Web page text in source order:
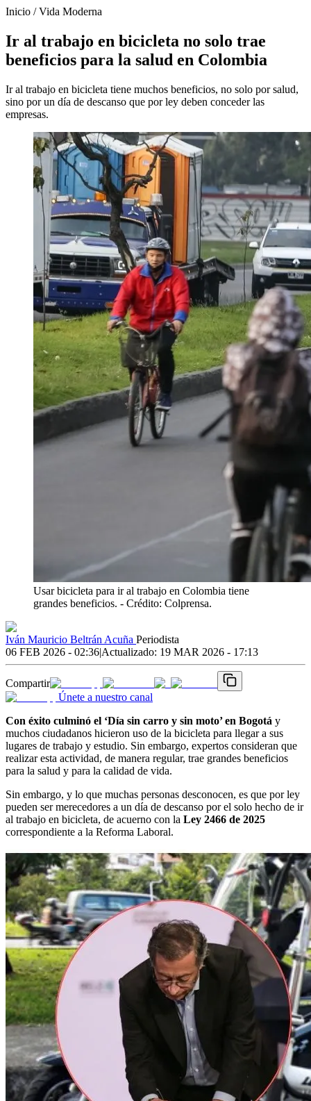
Inicio /Vida Moderna
Ir al trabajo en bicicleta no solo trae
beneficios para la salud en Colombia
Ir al trabajo en bicicleta tiene muchos beneficios, no solo por salud,
sino por un día de descanso que por ley deben conceder las
empresas.
Usar bicicleta para ir al trabajo en Colombia tiene
grandes beneficios. - Crédito: Colprensa.
Iván Mauricio Beltrán Acuña Periodista
06 FEB 2026 - 02:36|Actualizado: 19 MAR 2026 - 17:13
Compartir
Únete a nuestro canal
Con éxito culminó el ‘Día sin carro y sin moto’ en Bogotá y
muchos ciudadanos hicieron uso de la bicicleta para llegar a sus
lugares de trabajo y estudio. Sin embargo, expertos consideran que
realizar esta actividad, de manera regular, trae grandes beneficios
para la salud y para la calidad de vida.
Sin embargo, y lo que muchas personas desconocen, es que por ley
pueden ser merecedores a un día de descanso por el solo hecho de ir
al trabajo en bicicleta, de acuerno con la Ley 2466 de 2025
correspondiente a la Reforma Laboral.